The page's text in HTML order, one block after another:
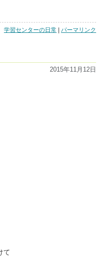
学習センターの日常 | 「宇
味
津々！
パーマリンク
2015年11月12日
て